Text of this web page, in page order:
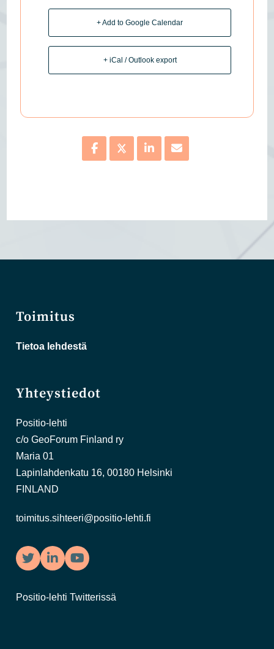
+ Add to Google Calendar
+ iCal / Outlook export
Toimitus
Tietoa lehdestä
Yhteystiedot
Positio-lehti
c/o GeoForum Finland ry
Maria 01
Lapinlahdenkatu 16, 00180 Helsinki
FINLAND
toimitus.sihteeri@positio-lehti.fi
TwitterLinkedInYouTube
Positio-lehti Twitterissä